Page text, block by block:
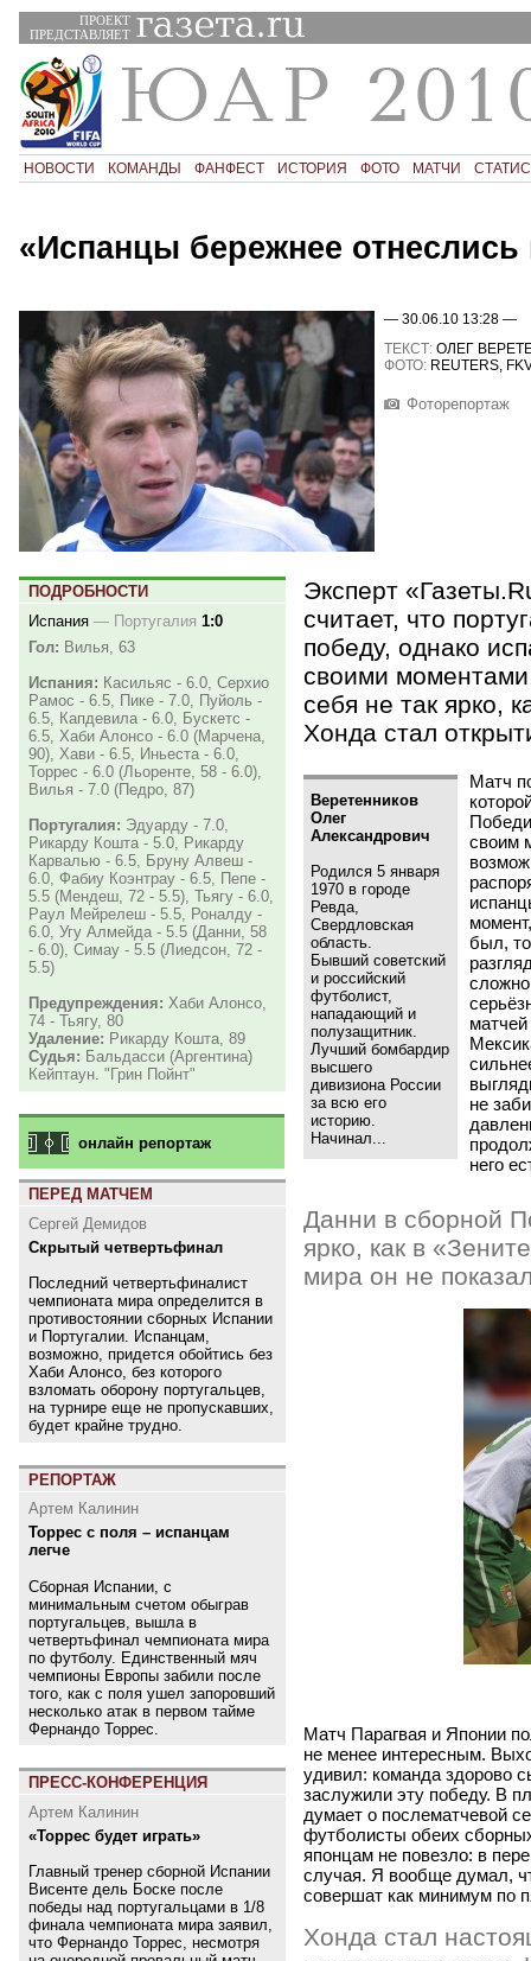
ПРОЕКТ
ПРЕДСТАВЛЯЕТ
НОВОСТИ КОМАНДЫ ФАНФЕСТ ИСТОРИЯ ФОТО МАТЧИ
«Испанцы бережнее
— 30.06.10 13:28 —
ТЕКСТ: ОЛЕГ
ФОТО: REUTERS,
Фоторепортаж
Эксперт
считает, что
победу, однако
своими
себя не так ярко,
Хонда стал
Веретенников
Олег
Александрович
Родился 5 января
1970 в городе
Ревда,
Свердловская
область.
Бывший советский
и российский
футболист,
нападающий и
полузащитник.
Лучший бомбардир
высшего
дивизиона России
за всю его
историю.
Начинал...
Матч
своим
был,
не
него
Данни в сборной
ярко, как в «
мира он не
Матч Парагвая и Японии
не менее интересным.
удивил: команда здорово
заслужили эту победу. В
думает о послематчевой
футболисты обеих
японцам не повезло: в
случая. Я вообще думал,
совершат как минимум по
Хонда стал
ПОДРОБНОСТИ
Испания — Португалия 1:0
Гол: Вилья, 63
Испания: Касильяс - 6.0, Серхио
Рамос - 6.5, Пике - 7.0, Пуйоль -
6.5, Капдевила - 6.0, Бускетс -
6.5, Хаби Алонсо - 6.0 (Марчена,
90), Хави - 6.5, Иньеста - 6.0,
Торрес - 6.0 (Льоренте, 58 - 6.0),
Вилья - 7.0 (Педро, 87)
Португалия: Эдуарду - 7.0,
Рикарду Кошта - 5.0, Рикарду
Карвалью - 6.5, Бруну Алвеш -
6.0, Фабиу Коэнтрау - 6.5, Пепе -
5.5 (Мендеш, 72 - 5.5), Тьягу - 6.0,
Раул Мейрелеш - 5.5, Роналду -
6.0, Угу Алмейда - 5.5 (Данни, 58
- 6.0), Симау - 5.5 (Лиедсон, 72 -
5.5)
Предупреждения: Хаби Алонсо,
74 - Тьягу, 80
Удаление: Рикарду Кошта, 89
Судья: Бальдасси (Аргентина)
Кейптаун. "Грин Пойнт"
онлайн репортаж
ПЕРЕД МАТЧЕМ
Сергей Демидов
Скрытый четвертьфинал
Последний четвертьфиналист
чемпионата мира определится в
противостоянии сборных Испании
и Португалии. Испанцам,
возможно, придется обойтись без
Хаби Алонсо, без которого
взломать оборону португальцев,
на турнире еще не пропускавших,
будет крайне трудно.
РЕПОРТАЖ
Артем Калинин
Торрес с поля – испанцам
легче
Сборная Испании, с
минимальным счетом обыграв
португальцев, вышла в
четвертьфинал чемпионата мира
по футболу. Единственный мяч
чемпионы Европы забили после
того, как с поля ушел запоровший
несколько атак в первом тайме
Фернандо Торрес.
ПРЕСС-КОНФЕРЕНЦИЯ
Артем Калинин
«Торрес будет играть»
Главный тренер сборной Испании
Висенте дель Боске после
победы над португальцами в 1/8
финала чемпионата мира заявил,
что Фернандо Торрес, несмотря